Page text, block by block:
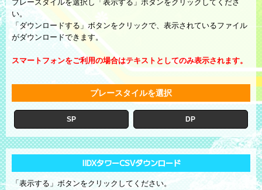
プレースタイルを選択し「表示する」ボタンをクリックしてくださ
い。
「ダウンロードする」ボタンをクリックで、表示されているファイル
がダウンロードできます。
スマートフォンをご利用の場合はテキストとしてのみ表示されます。
プレースタイルを選択
IIDXタワーCSVダウンロード
「表示する」ボタンをクリックしてください。